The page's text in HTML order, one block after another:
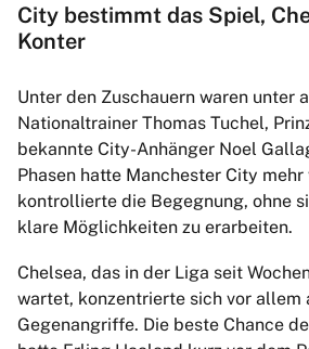
City bestimmt das Spiel,
Konter
Unter den Zuschauern waren unter
Nationaltrainer Thomas Tuchel,
bekannte City-Anhänger Noel
Phasen hatte Manchester City
kontrollierte die Begegnung, ohne
klare Möglichkeiten zu erarbeiten.
Chelsea, das in der Liga seit
wartet, konzentrierte sich vor allem
Gegenangriffe. Die beste Chance